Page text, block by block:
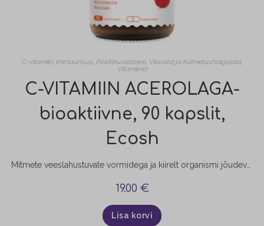
C-vitamiin, Immuunsus, Põletikuvastane, Viirused ja külmetushaigused,
Vitamiinid
C-VITAMIIN ACEROLAGA-
bioaktiivne, 90 kapslit,
Ecosh
Mitmete veeslahustuvate vormidega ja kiirelt organismi jõudev BIOAKTIIVNE C-VITAMIIN toetab tõhusalt organismi vastupanuvõimet, annab energiat, peletab väsimust ning on oluline mitmete teiste biokeemiliste reaktsioonide toimimiseks kehas. Aitab kaasa kollageeni moodustusmisele Aitab naha, kõhrkoe, luude, igemete ja veresoonte normaalsele talitlusele Vähendab ka väsimust ja kurnatust
19.00 €
Lisa korvi